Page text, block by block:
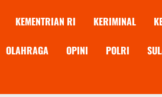
KEMENTRIAN RI KERIMINAL
OLAHRAGA OPINI POLRI